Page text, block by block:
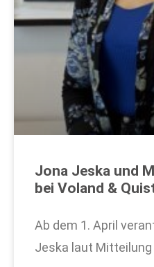
Jona Jeska und
bei Voland &
Ab dem 1. April
Jeska laut Mitteilung